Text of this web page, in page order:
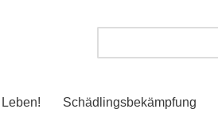
Schädlingsbekämpfung